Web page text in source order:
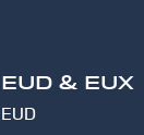
EUD & EUX
EUD